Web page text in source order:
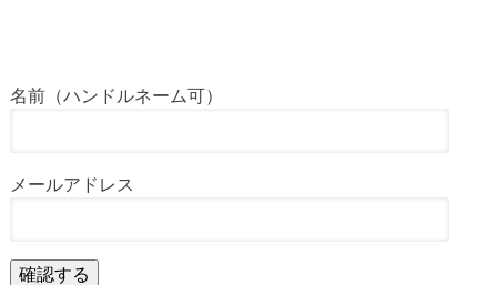
名前（ハンドルネーム可）
メールアドレス